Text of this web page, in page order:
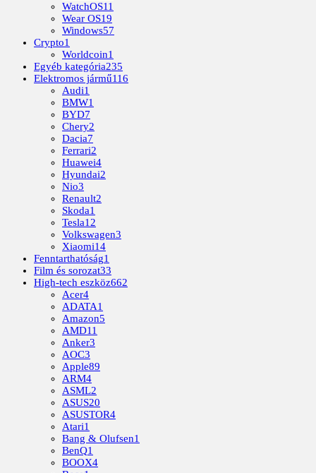
WatchOS11
Wear OS19
Windows57
Crypto1
Worldcoin1
Egyéb kategória235
Elektromos jármű116
Audi1
BMW1
BYD7
Chery2
Dacia7
Ferrari2
Huawei4
Hyundai2
Nio3
Renault2
Skoda1
Tesla12
Volkswagen3
Xiaomi14
Fenntarthatóság1
Film és sorozat33
High-tech eszköz662
Acer4
ADATA1
Amazon5
AMD11
Anker3
AOC3
Apple89
ARM4
ASML2
ASUS20
ASUSTOR4
Atari1
Bang & Olufsen1
BenQ1
BOOX4